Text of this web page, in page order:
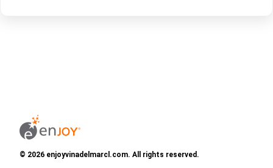
© 2026 enjoyvinadelmarcl.com. All rights reserved.